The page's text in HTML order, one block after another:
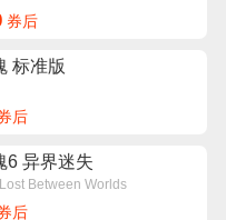
券后
标准版
后
6 异界迷失
Between Worlds
后